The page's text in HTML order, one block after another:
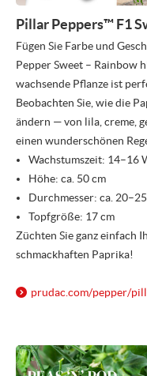
Pillar Peppers™ F1
Fügen Sie Farbe und
Pepper Sweet – Rainbow
wachsende Pflanze ist
Beobachten Sie, wie die
ändern — von lila, creme,
einen wunderschönen
Wachstumszeit: 14–16
Höhe: ca. 50 cm
Durchmesser: ca.
Topfgröße: 17 cm
Züchten Sie ganz einfach
schmackhaften Paprika!
prudac.com/pepper/